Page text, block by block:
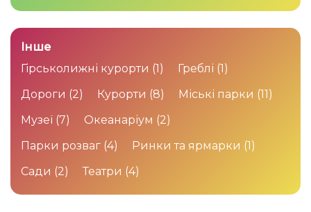
Інше
Гірськолижні курорти (1) Греблі (1)
Дороги (2) Курорти (8) Міські парки (11)
Музеї (7) Океанаріум (2)
Парки розваг (4) Ринки та ярмарки (1)
Сади (2) Театри (4)